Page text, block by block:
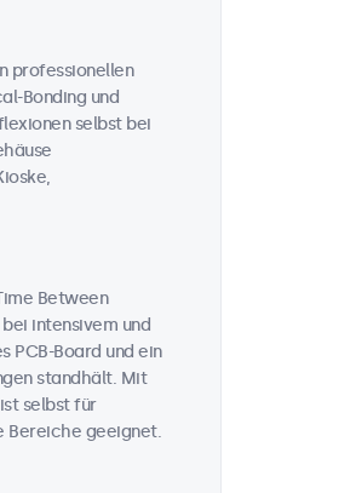
professionellen
Bonding und
selbst bei
Between
intensivem und
PCB-Board und ein
standhält. Mit
selbst für
Bereiche geeignet.